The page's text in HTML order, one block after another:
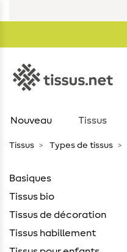
Nouveau Tissus
Tissus Types de tissus
Basiques
Tissus bio
Tissus de décoration
Tissus habillement